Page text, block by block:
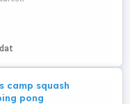
camp squash
pong